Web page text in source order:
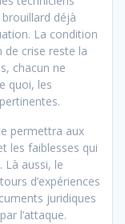
déjà
La condition
de crise reste la
chacun ne
quoi, les
permettra aux
les faiblesses qui
Là aussi, le
d’expériences
juridiques
l’attaque.